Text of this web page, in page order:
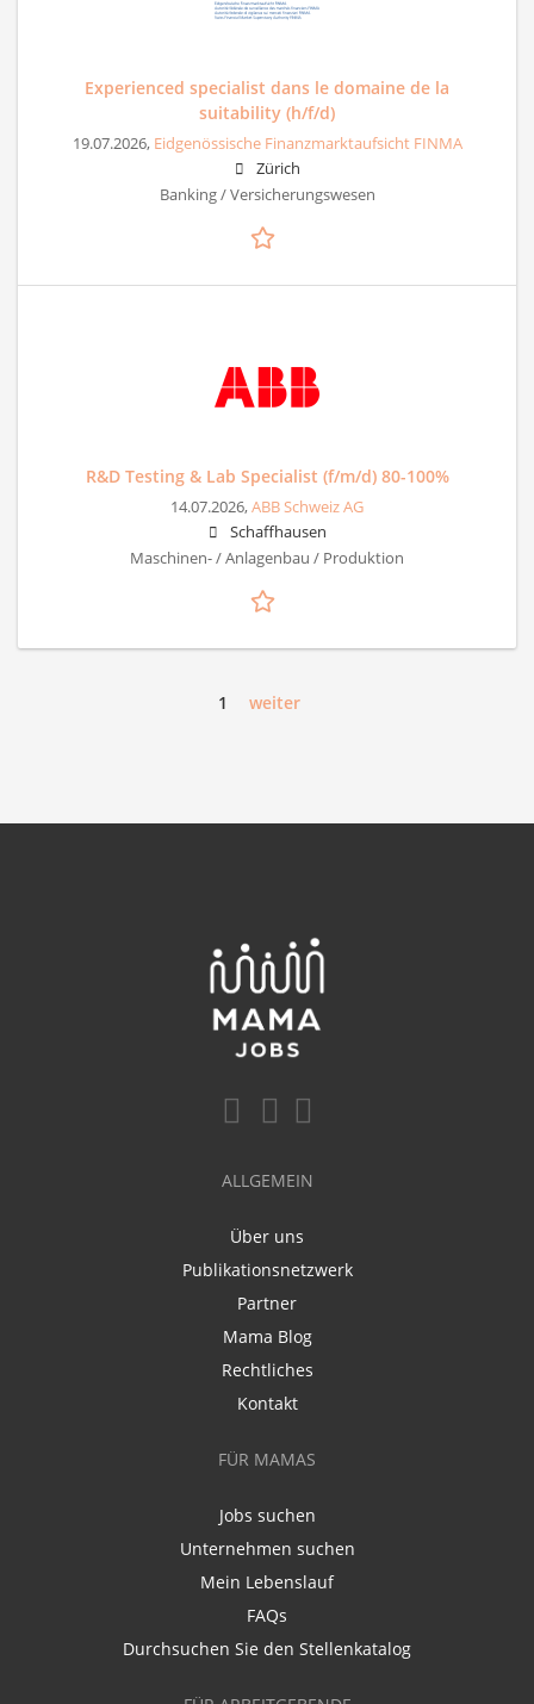
Experienced specialist dans le domaine de la
suitability (h/f/d)
19.07.2026, Eidgenössische Finanzmarktaufsicht FINMA
Zürich
Banking / Versicherungswesen
R&D Testing & Lab Specialist (f/m/d) 80-100%
14.07.2026,ABB Schweiz AG
Schaffhausen
Maschinen- / Anlagenbau / Produktion
1 weiter
ALLGEMEIN
Über uns
Publikationsnetzwerk
Partner
Mama Blog
Rechtliches
Kontakt
FÜR MAMAS
Jobs suchen
Unternehmen suchen
Mein Lebenslauf
FAQs
Durchsuchen Sie den Stellenkatalog